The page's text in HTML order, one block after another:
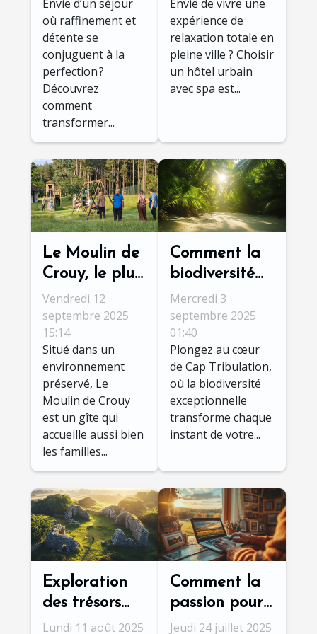
inoubliable en
chalet haut
de gamme
Envie d’un séjour
où raffinement et
détente se
conjuguent à la
perfection ?
Découvrez
comment
transformer...
une détente
optimale ?
Envie de vivre une
expérience de
relaxation totale en
pleine ville ? Choisir
un hôtel urbain
avec spa est...
Le Moulin de
Crouy, le plus
beau gîte de
Val-de-Loire !
Vendredi 12
septembre 2025
15:14
Situé dans un
environnement
préservé, Le
Moulin de Crouy
est un gîte qui
accueille aussi bien
les familles...
Comment la
biodiversité
de Cap
Tribulation
enrichit-elle
votre voyage
Mercredi 3
septembre 2025
01:40
Plongez au cœur
de Cap Tribulation,
où la biodiversité
exceptionnelle
transforme chaque
instant de votre...
Exploration
des trésors
cachés du
Lundi 11 août 2025
Comment la
passion pour
une région
Jeudi 24 juillet 2025